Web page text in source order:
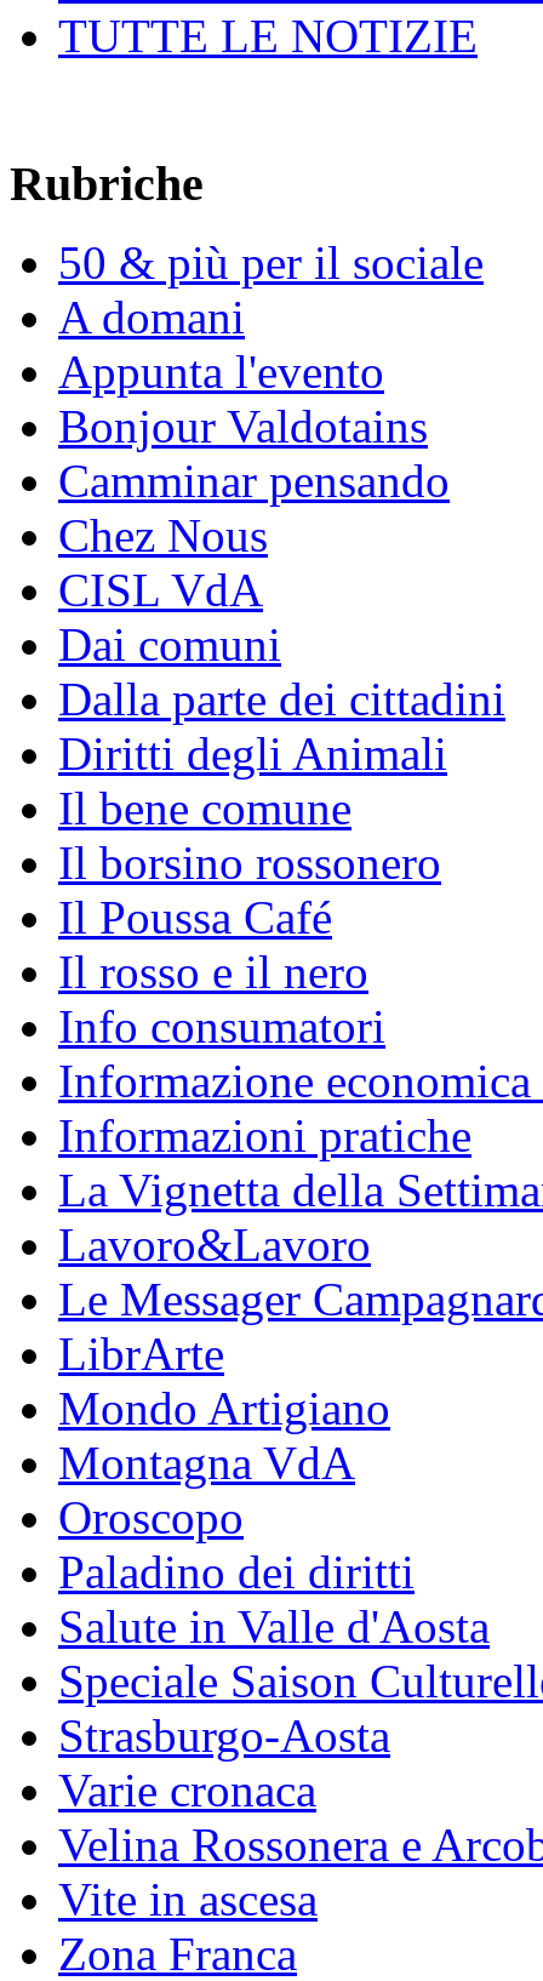
TUTTE LE NOTIZIE
Rubriche
50 & più per il sociale
A domani
Appunta l'evento
Bonjour Valdotains
Camminar pensando
Chez Nous
CISL VdA
Dai comuni
Dalla parte dei cittadini
Diritti degli Animali
Il bene comune
Il borsino rossonero
Il Poussa Café
Il rosso e il nero
Info consumatori
Informazione economica
Informazioni pratiche
La Vignetta della
Lavoro&Lavoro
Le Messager
LibrArte
Mondo Artigiano
Montagna VdA
Oroscopo
Paladino dei diritti
Salute in Valle d'Aosta
Speciale Saison
Strasburgo-Aosta
Varie cronaca
Velina Rossonera e
Vite in ascesa
Zona Franca